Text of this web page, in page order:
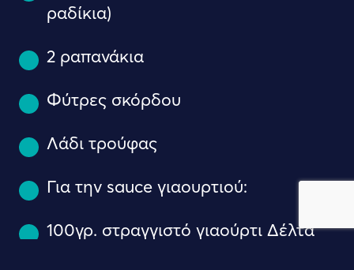
ραδίκια)
2 ραπανάκια
Φύτρες σκόρδου
Λάδι τρούφας
Για την sauce γιαουρτιού:
100γρ. στραγγιστό γιαούρτι Δέλτα